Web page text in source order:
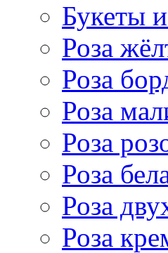
Букеты
Роза
Роза
Роза
Роза
Роза
Роза
Роза